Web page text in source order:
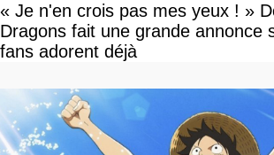
« Je n'en crois pas mes yeux ! »
Dragons fait une grande annonce
fans adorent déjà